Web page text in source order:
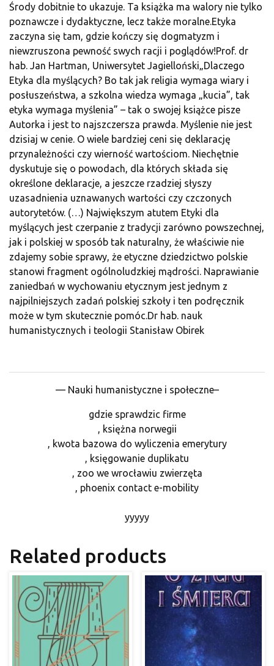
Środy dobitnie to ukazuje. Ta książka ma walory nie tylko
poznawcze i dydaktyczne, lecz także moralne.Etyka
zaczyna się tam, gdzie kończy się dogmatyzm i
niewzruszona pewność swych racji i poglądów!Prof. dr
hab. Jan Hartman, Uniwersytet Jagielloński„Dlaczego
Etyka dla myślących? Bo tak jak religia wymaga wiary i
posłuszeństwa, a szkolna wiedza wymaga „kucia”, tak
etyka wymaga myślenia” – tak o swojej książce pisze
Autorka i jest to najszczersza prawda. Myślenie nie jest
dzisiaj w cenie. O wiele bardziej ceni się deklarację
przynależności czy wierność wartościom. Niechętnie
dyskutuje się o powodach, dla których składa się
określone deklaracje, a jeszcze rzadziej słyszy
uzasadnienia uznawanych wartości czy czczonych
autorytetów. (…) Największym atutem Etyki dla
myślących jest czerpanie z tradycji zarówno powszechnej,
jak i polskiej w sposób tak naturalny, że właściwie nie
zdajemy sobie sprawy, że etyczne dziedzictwo polskie
stanowi fragment ogólnoludzkiej mądrości. Naprawianie
zaniedbań w wychowaniu etycznym jest jednym z
najpilniejszych zadań polskiej szkoły i ten podręcznik
może w tym skutecznie pomóc.Dr hab. nauk
humanistycznych i teologii Stanisław Obirek
— Nauki humanistyczne i społeczne–
gdzie sprawdzic firme
, księżna norwegii
, kwota bazowa do wyliczenia emerytury
, księgowanie duplikatu
, zoo we wrocławiu zwierzęta
, phoenix contact e-mobility
yyyyy
Related products